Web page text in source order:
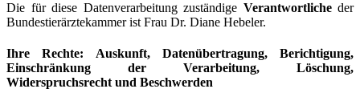
Die für diese Datenverarbeitung zuständige Verantwortlicheder
Bundestierärztekammer ist Frau Dr. Diane Hebeler.
Ihre Rechte: Auskunft, Datenübertragung, Berichtigung,
Einschränkung der Verarbeitung, Löschung,
Widerspruchsrecht und Beschwerden